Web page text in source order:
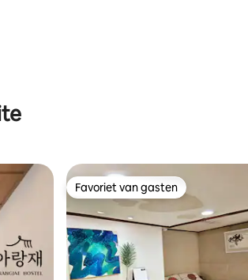
Favoriet van gasten
Favoriet van gasten